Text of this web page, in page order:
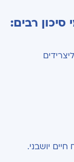
רבים:
יושבני.